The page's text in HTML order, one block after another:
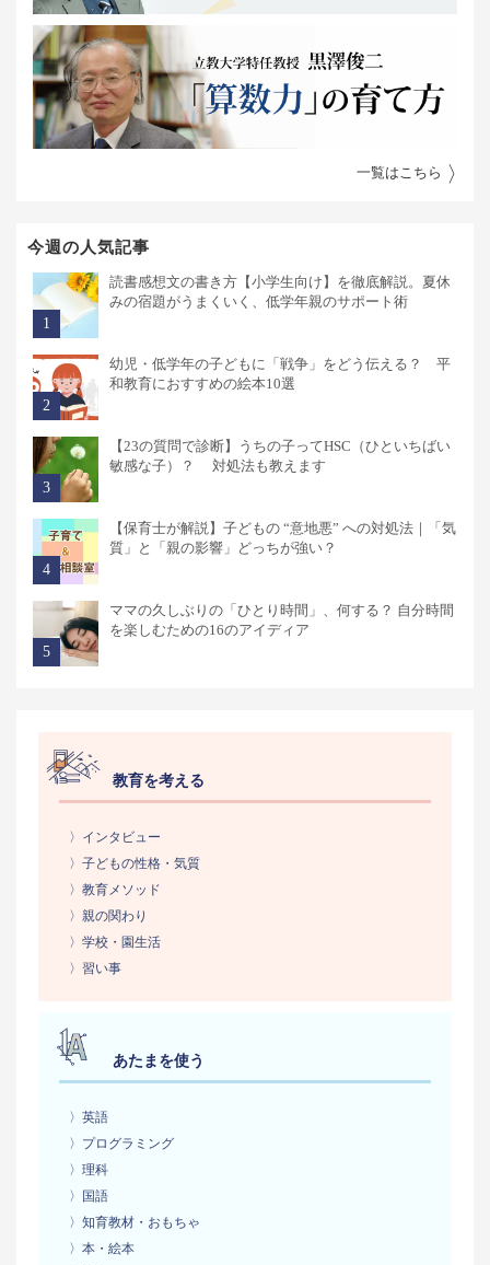
一覧はこちら
今週の人気記事
読書感想文の書き方【小学生向け】を徹底解説。夏休
みの宿題がうまくいく、低学年親のサポート術
幼児・低学年の子どもに「戦争」をどう伝える？ 平
和教育におすすめの絵本10選
【23の質問で診断】うちの子ってHSC（ひといちばい
敏感な子）？ 対処法も教えます
【保育士が解説】子どもの “意地悪” への対処法｜「気
質」と「親の影響」どっちが強い？
ママの久しぶりの「ひとり時間」、何する？ 自分時間
を楽しむための16のアイディア
教育を考える
〉インタビュー
〉子どもの性格・気質
〉教育メソッド
〉親の関わり
〉学校・園生活
〉習い事
あたまを使う
〉英語
〉プログラミング
〉理科
〉国語
〉知育教材・おもちゃ
〉本・絵本